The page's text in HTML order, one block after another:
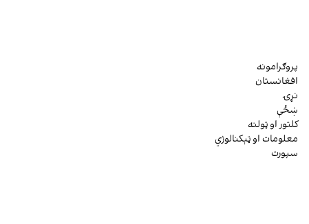
پروګرامونه
افغانستان
نړۍ
ښځې
کلتور او ټولنه
معلومات او ټېکنالوژي
سپورت